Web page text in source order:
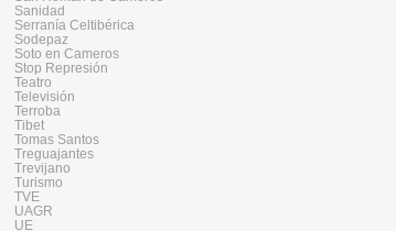
Sanidad
Serranía Celtibérica
Sodepaz
Soto en Cameros
Stop Represión
Teatro
Televisión
Terroba
Tibet
Tomas Santos
Treguajantes
Trevijano
Turismo
TVE
UAGR
UE